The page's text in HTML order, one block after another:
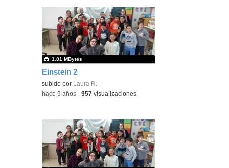
Einstein 2
subido por Laura R.
1.81 MBytes
-hace 9 años -957 visualizaciones